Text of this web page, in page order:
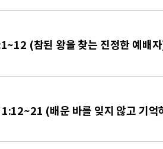
(참된 왕을 찾는 진정한 예배
(배운 바를 잊지 않고 기억